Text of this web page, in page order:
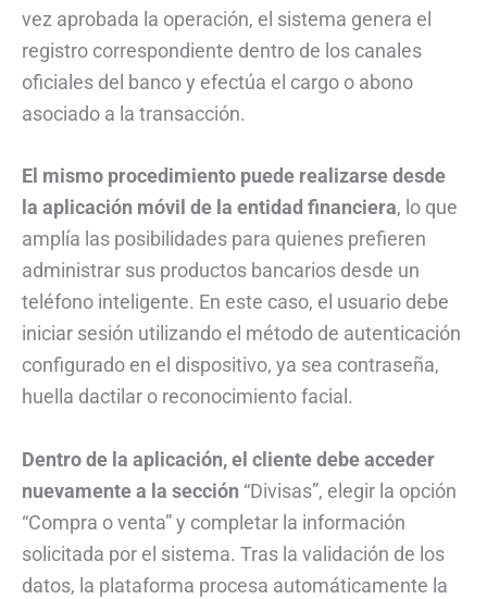
vez aprobada la operación, el sistema genera el
registro correspondiente dentro de los canales
oficiales del banco y efectúa el cargo o abono
asociado a la transacción.
El mismo procedimiento puede realizarse desde
la aplicación móvil de la entidad financiera, lo que
amplía las posibilidades para quienes prefieren
administrar sus productos bancarios desde un
teléfono inteligente. En este caso, el usuario debe
iniciar sesión utilizando el método de autenticación
configurado en el dispositivo, ya sea contraseña,
huella dactilar o reconocimiento facial.
Dentro de la aplicación, el cliente debe acceder
nuevamente a la sección “Divisas”, elegir la opción
“Compra o venta” y completar la información
solicitada por el sistema. Tras la validación de los
datos, la plataforma procesa automáticamente la